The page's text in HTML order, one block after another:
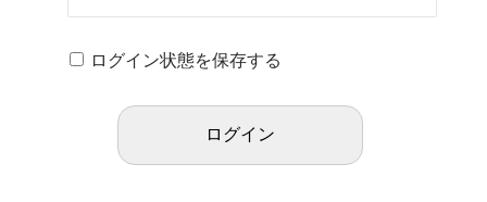
ログイン状態を保存する